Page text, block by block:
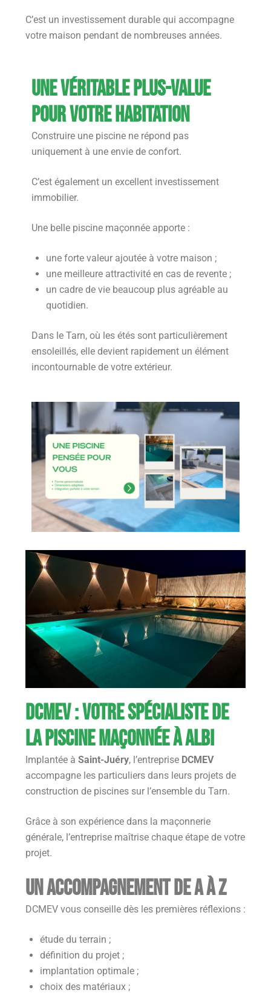
C’est un investissement durable qui accompagne
votre maison pendant de nombreuses années.
Une véritable plus-value
pour votre habitation
Construire une piscine ne répond pas
uniquement à une envie de confort.
C’est également un excellent investissement
immobilier.
Une belle piscine maçonnée apporte :
une forte valeur ajoutée à votre maison ;
une meilleure attractivité en cas de revente ;
un cadre de vie beaucoup plus agréable au
quotidien.
Dans le Tarn, où les étés sont particulièrement
ensoleillés, elle devient rapidement un élément
incontournable de votre extérieur.
DCMEV : votre spécialiste de
la piscine maçonnée à Albi
Implantée à Saint-Juéry, l’entreprise DCMEV
accompagne les particuliers dans leurs projets de
construction de piscines sur l’ensemble du Tarn.
Grâce à son expérience dans la maçonnerie
générale, l’entreprise maîtrise chaque étape de votre
projet.
Un accompagnement de A à Z
DCMEV vous conseille dès les premières réflexions :
étude du terrain ;
définition du projet ;
implantation optimale ;
choix des matériaux ;